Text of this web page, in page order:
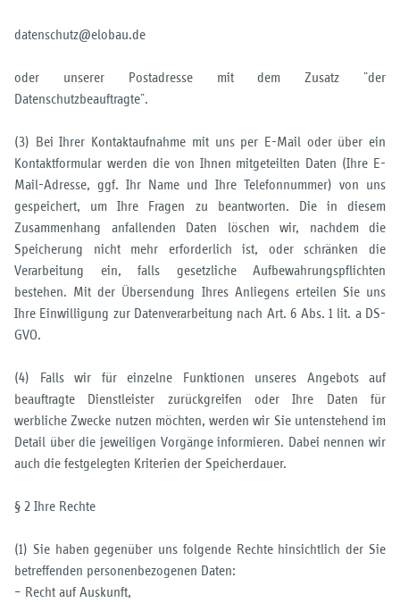
datenschutz@elobau.de
oder unserer Postadresse mit dem Zusatz "der
Datenschutzbeauftragte".
(3) Bei Ihrer Kontaktaufnahme mit uns per E-Mail oder über ein
Kontaktformular werden die von Ihnen mitgeteilten Daten (Ihre E-
Mail-Adresse, ggf. Ihr Name und Ihre Telefonnummer) von uns
gespeichert, um Ihre Fragen zu beantworten. Die in diesem
Zusammenhang anfallenden Daten löschen wir, nachdem die
Speicherung nicht mehr erforderlich ist, oder schränken die
Verarbeitung ein, falls gesetzliche Aufbewahrungspflichten
bestehen. Mit der Übersendung Ihres Anliegens erteilen Sie uns
Ihre Einwilligung zur Datenverarbeitung nach Art. 6 Abs. 1 lit. a DS-
GVO.
(4) Falls wir für einzelne Funktionen unseres Angebots auf
beauftragte Dienstleister zurückgreifen oder Ihre Daten für
werbliche Zwecke nutzen möchten, werden wir Sie untenstehend im
Detail über die jeweiligen Vorgänge informieren. Dabei nennen wir
auch die festgelegten Kriterien der Speicherdauer.
§ 2 Ihre Rechte
(1) Sie haben gegenüber uns folgende Rechte hinsichtlich der Sie
betreffenden personenbezogenen Daten:
– Recht auf Auskunft,